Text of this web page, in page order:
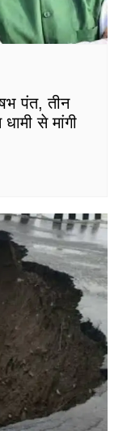
पंत, तीन
से मांगी